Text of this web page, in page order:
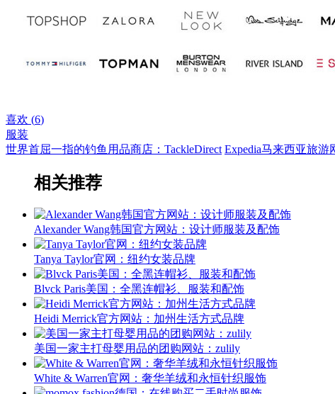
喜欢 (6)
服装
世界首屈一指的钓鱼用品商店：TackleDirect Expedia马来西亚旅
相关推荐
Alexander Wang韩国官方网站：设计师服装及配饰
Tanya Taylor官网：纽约女装品牌
Blvck Paris美国：全黑连帽衫、服装和配饰
Heidi Merrick官方网站：加州生活方式品牌
美国一家主打母婴用品的团购网站：zulily
White & Warren官网：奢华羊绒和永恒针织服饰